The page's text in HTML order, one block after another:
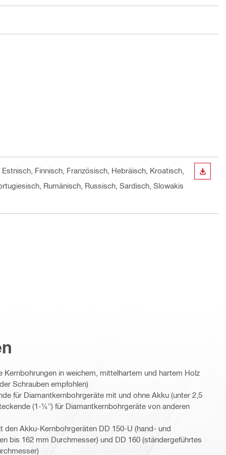
Finnisch, Französisch, Hebräisch, Kroatisch,
Rumänisch, Russisch, Sardisch, Slowakis
Kernbohrungen in weichem, mittelhartem und hartem Holz
Schrauben empfohlen)
für Diamantkernbohrgeräte mit und ohne Akku (unter 2,5
(1-¼") für Diamantkernbohrgeräte von anderen
den Akku-Kernbohrgeräten DD 150-U (hand- und
bis 162 mm Durchmesser) und DD 160 (ständergeführtes